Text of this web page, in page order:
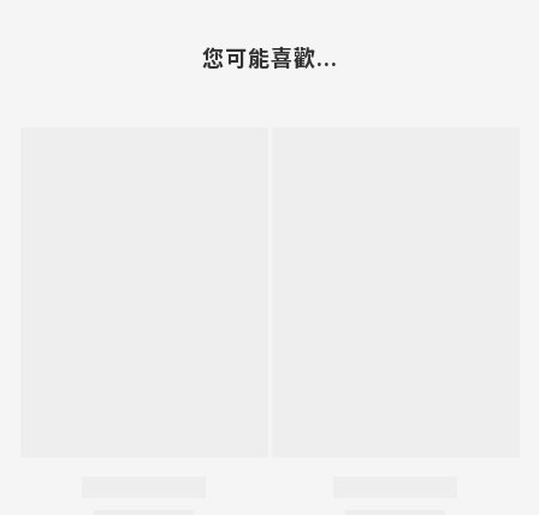
您可能喜歡...